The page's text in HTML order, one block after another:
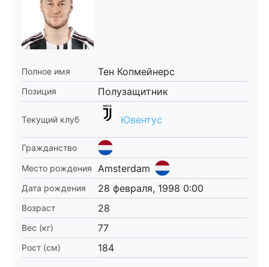
Полное имя Тен Копмейнерс
Позиция Полузащитник
Текущий клуб Ювентус
Гражданство
Место рождения
Amsterdam
Дата рождения 28 февраля, 1998 0:00
Возраст 28
Вес (кг) 77
Рост (см) 184